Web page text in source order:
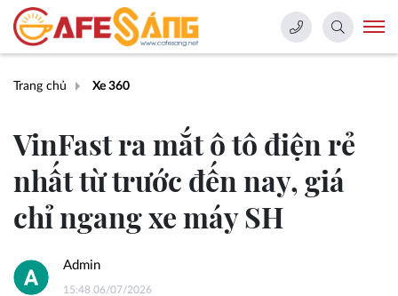
Trang chủ Xe 360
VinFast ra mắt ô tô điện rẻ
nhất từ trước đến nay, giá
chỉ ngang xe máy SH
Admin
15:48 06/07/2026